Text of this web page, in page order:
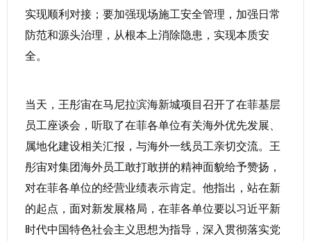
实现顺利对接；要加强现场施工安全管理，加强日常
防范和源头治理，从根本上消除隐患，实现本质安
全。
当天，王彤宙在马尼拉滨海新城项目召开了在菲基层
员工座谈会，听取了在菲各单位有关海外优先发展、
属地化建设相关汇报，与海外一线员工亲切交流。王
彤宙对集团海外员工敢打敢拼的精神面貌给予赞扬，
对在菲各单位的经营业绩表示肯定。他指出，站在新
的起点，面对新发展格局，在菲各单位要以习近平新
时代中国特色社会主义思想为指导，深入贯彻落实党